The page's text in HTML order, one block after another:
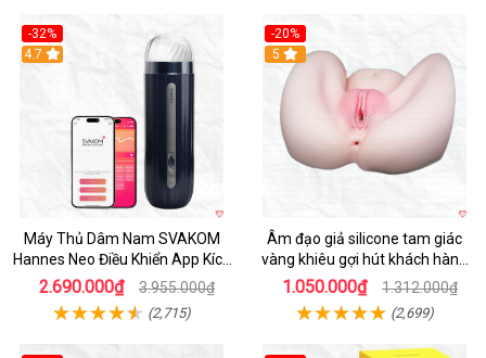
-32%
Hot
4.7
Máy Thủ Dâm Nam SVAKOM
Hannes Neo Điều Khiển App Kích
Thích
2.690.000₫ 3.955.000₫
(2,715)
-20%
Hot
5
Âm đạo giả silicone tam giác
vàng khiêu gợi hút khách hàng
nam
1.050.000₫ 1.312.000₫
(2,699)